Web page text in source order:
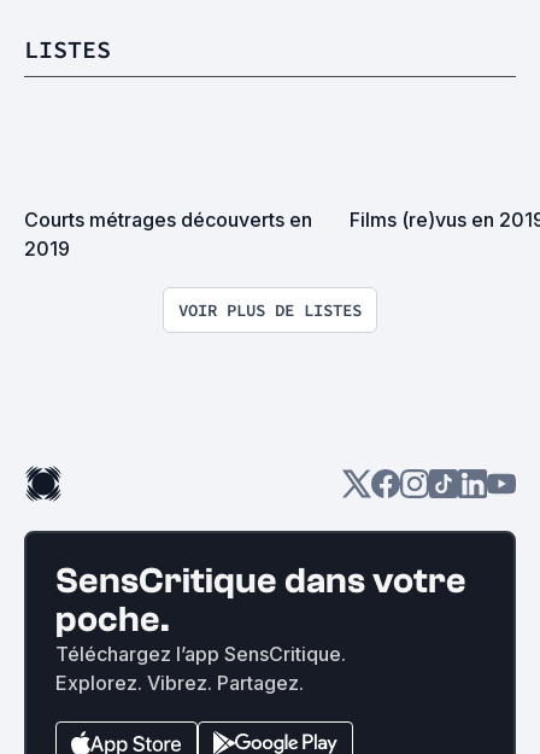
LISTES
Courts métrages découverts en
2019
Films (re)vus en
VOIR PLUS DE LISTES
SensCritique dans votre
poche.
Téléchargez l’app SensCritique.
Explorez. Vibrez. Partagez.